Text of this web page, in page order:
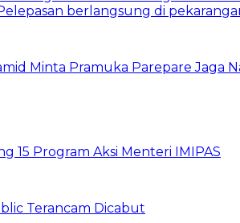
Minta Pramuka Parepare Jaga
15 Program Aksi Menteri IMIPAS
Terancam Dicabut